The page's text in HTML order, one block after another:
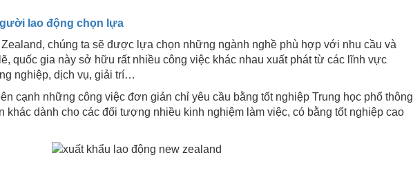
lao động chọn lựa
chúng ta sẽ được lựa chọn những ngành nghề phù hợp với nhu cầu và
quốc gia này sở hữu rất nhiều công việc khác nhau xuất phát từ các lĩnh vực
nghiệp, dịch vụ, giải trí…
cạnh những công việc đơn giản chỉ yêu cầu bằng tốt nghiệp Trung học phổ thông
khác dành cho các đối tượng nhiều kinh nghiệm làm việc, có bằng tốt nghiệp cao